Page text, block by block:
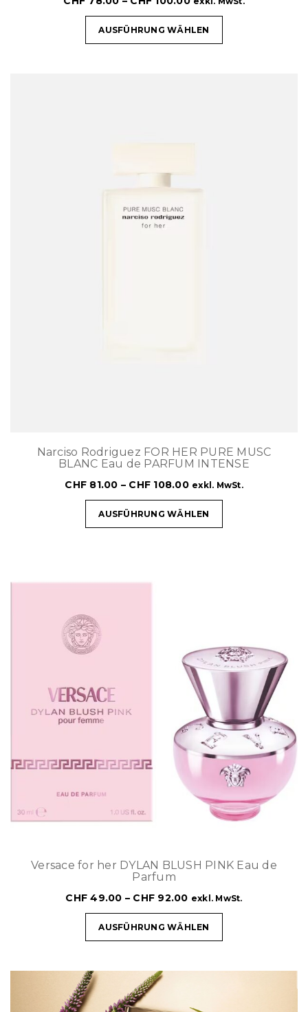
AUSFÜHRUNG WÄHLEN
Narciso Rodriguez FOR HER PURE MUSC
BLANC Eau de PARFUM INTENSE
CHF 81.00 – CHF 108.00 exkl. MwSt.
AUSFÜHRUNG WÄHLEN
Versace for her DYLAN BLUSH PINK Eau de
Parfum
CHF 49.00 – CHF 92.00 exkl. MwSt.
AUSFÜHRUNG WÄHLEN